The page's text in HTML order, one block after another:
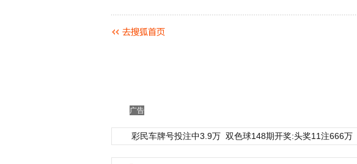
广告
彩民车牌号投注中3.9万 双色球148期开奖:头奖11注666万